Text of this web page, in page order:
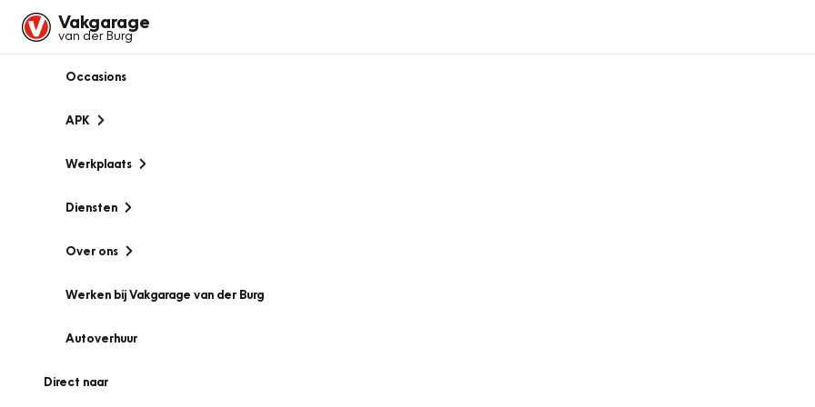
Vakgarage
van der Burg
Occasions
APK
Werkplaats
Diensten
Over ons
Werken bij Vakgarage van der Burg
Autoverhuur
Direct naar